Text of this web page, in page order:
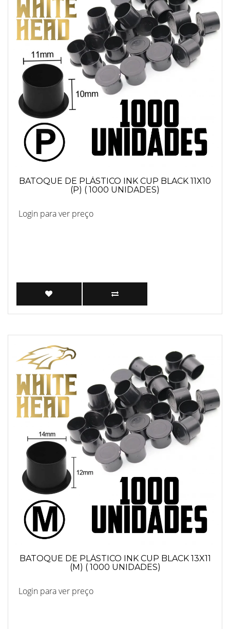
BATOQUE DE PLÁSTICO INK CUP BLACK 11X10
(P) ( 1000 UNIDADES)
Login para ver preço
BATOQUE DE PLÁSTICO INK CUP BLACK 13X11
(M) ( 1000 UNIDADES)
Login para ver preço